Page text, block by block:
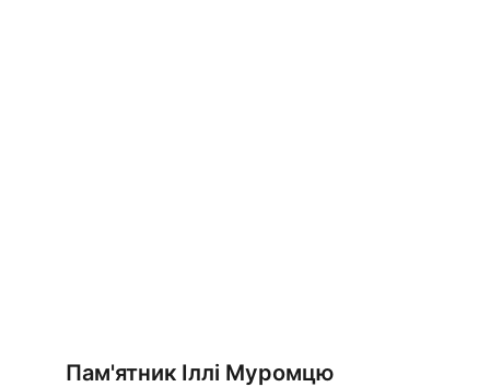
Пам'ятник Іллі Муромцю